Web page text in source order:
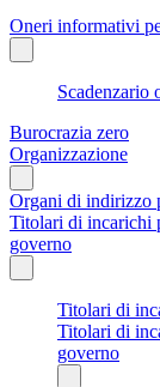
Oneri informativi
Scadenzario
Burocrazia zero
Organizzazione
Organi di indirizzo
Titolari di incarichi
governo
Titolari di
Titolari di
governo